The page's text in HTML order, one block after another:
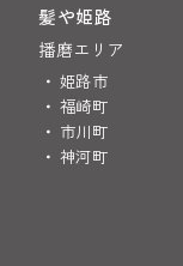
髪や姫路
播磨エリア
姫路市
福崎町
市川町
神河町